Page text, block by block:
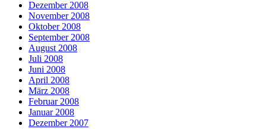
Dezember 2008
November 2008
Oktober 2008
September 2008
August 2008
Juli 2008
Juni 2008
April 2008
März 2008
Februar 2008
Januar 2008
Dezember 2007